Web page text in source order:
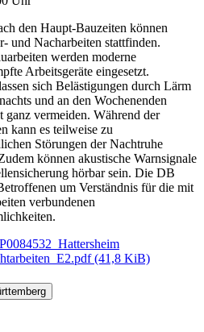
den Haupt-Bauzeiten können
und Nacharbeiten stattfinden.
werden moderne
Arbeitsgeräte eingesetzt.
sich Belästigungen durch Lärm
und an den Wochenenden
ganz vermeiden. Während der
kann es teilweise zu
Störungen der Nachtruhe
können akustische Warnsignale
hörbar sein. Die DB
um Verständnis für die mit
verbundenen
(41,8 KiB)